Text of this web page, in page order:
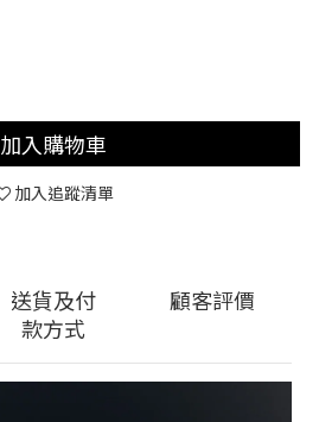
加入購物車
加入追蹤清單
送貨及付
款方式
顧客評價